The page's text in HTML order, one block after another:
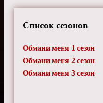
Торговцева
Список сезонов
Обмани меня 1 сезон
Обмани меня 2 сезон
Обмани меня 3 сезон